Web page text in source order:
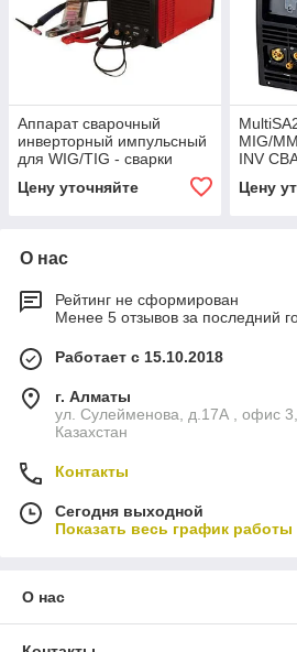
Аппарат сварочный
инверторный импульсный
для WIG/TIG - сварки
Цену уточняйте
MIG/
INV
Цену
О нас
Рейтинг не сформирован
Менее 5 отзывов за последний
Работает с 15.10.2018
г. Алматы
ул. Сулейменова, д.17А , офис
Казахстан
Контакты
Сегодня выходной
Показать весь график работы
О нас